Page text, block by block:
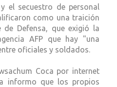
el secuestro de personal
como una traición
Defensa, que exigió la
AFP que hay "una
oficiales y soldados.
Coca por internet
informo que los propios